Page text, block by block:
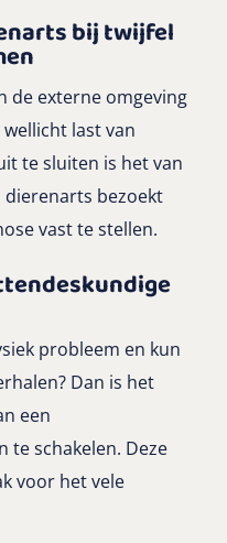
bij twijfel
de externe omgeving
last van
te sluiten is het van
dierenarts bezoekt
vast te stellen.
probleem en kun
Dan is het
een
te schakelen. Deze
voor het vele